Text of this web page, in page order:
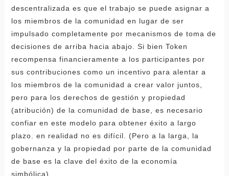
descentralizada es que el trabajo se puede asignar a
los miembros de la comunidad en lugar de ser
impulsado completamente por mecanismos de toma de
decisiones de arriba hacia abajo. Si bien Token
recompensa financieramente a los participantes por
sus contribuciones como un incentivo para alentar a
los miembros de la comunidad a crear valor juntos,
pero para los derechos de gestión y propiedad
(atribución) de la comunidad de base, es necesario
confiar en este modelo para obtener éxito a largo
plazo. en realidad no es difícil. (Pero a la larga, la
gobernanza y la propiedad por parte de la comunidad
de base es la clave del éxito de la economía
simbólica).